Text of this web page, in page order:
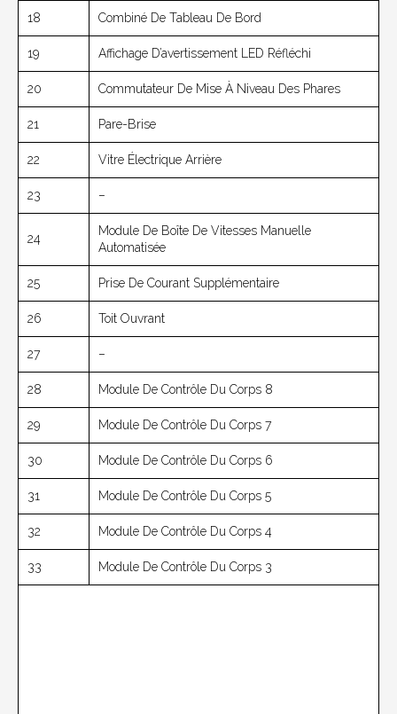
18 Combiné De Tableau De Bord
19 Affichage D’avertissement LED Réfléchi
20 Commutateur De Mise À Niveau Des Phares
21 Pare-Brise
22 Vitre Électrique Arrière
23 –
24
Module De Boîte De Vitesses Manuelle
Automatisée
25 Prise De Courant Supplémentaire
26 Toit Ouvrant
27 –
28 Module De Contrôle Du Corps 8
29 Module De Contrôle Du Corps 7
30 Module De Contrôle Du Corps 6
31 Module De Contrôle Du Corps 5
32 Module De Contrôle Du Corps 4
33 Module De Contrôle Du Corps 3